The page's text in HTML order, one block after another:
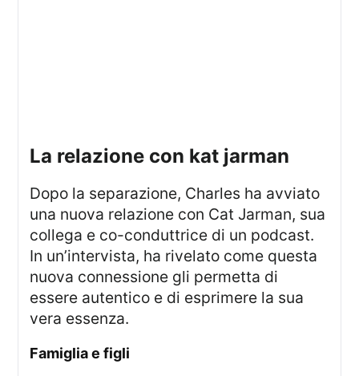
la relazione con kat jarman
Dopo la separazione, Charles ha avviato
una nuova relazione con Cat Jarman, sua
collega e co-conduttrice di un podcast.
In un’intervista, ha rivelato come questa
nuova connessione gli permetta di
essere autentico e di esprimere la sua
vera essenza.
famiglia e figli